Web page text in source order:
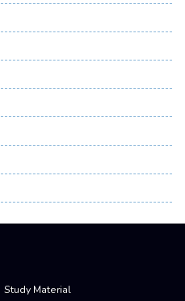
Study Material